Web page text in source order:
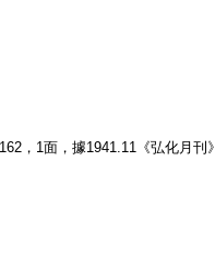
，1面，據1941.11《弘化月刊》